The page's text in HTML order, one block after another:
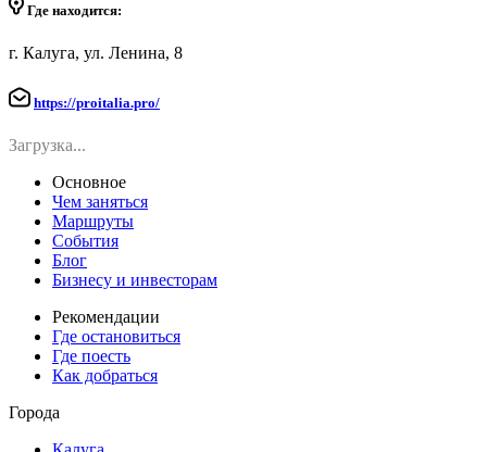
Где находится:
г. Калуга, ул. Ленина, 8
https://proitalia.pro/
Загрузка...
Основное
Чем заняться
Маршруты
События
Блог
Бизнесу и инвесторам
Рекомендации
Где остановиться
Где поесть
Как добраться
Города